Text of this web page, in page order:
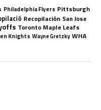
Philadelphia Flyers Pittsburgh
Recopilación San Jose
Toronto Maple Leafs
Knights Wayne Gretzky WHA